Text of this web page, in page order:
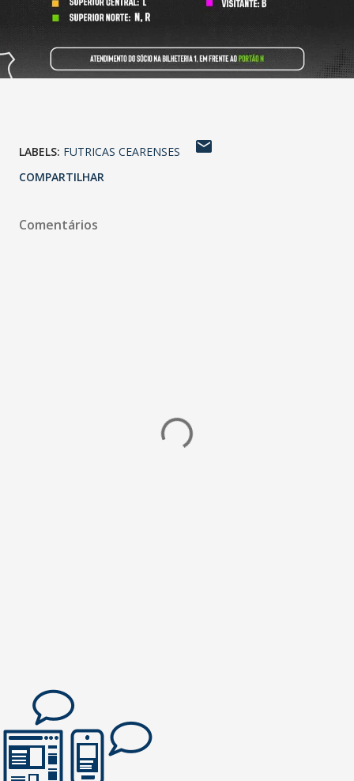
LABELS: FUTRICAS CEARENSES
COMPARTILHAR
Comentários